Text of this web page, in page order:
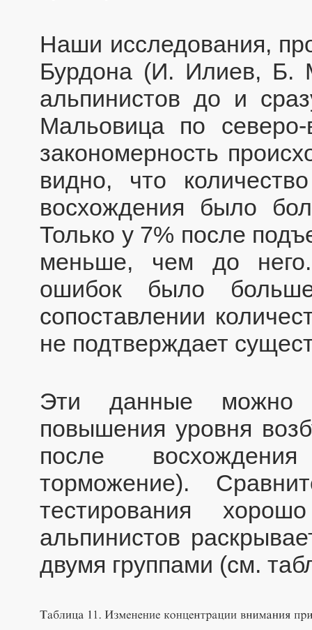
Наши исследования,
Бурдона (И. Илиев, Б.
альпинистов до и
Мальовица по северо-
закономерность
видно, что
восхождения было
Только у 7% после
меньше, чем до
ошибок было
сопоставлении
не подтверждает
Эти данные можно
повышения уровня
после
торможение).
тестирования
альпинистов
двумя группами (см.